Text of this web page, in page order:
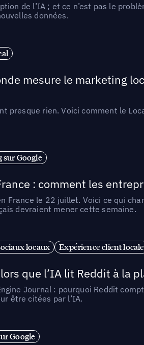
de l’IA ; et ce n’est pas le
données.
mesure le marketing
presque rien. Voici comment le
Google
: comment les
France le 22 juillet. Voici ce qui
devraient mener cette semaine.
locaux Expérience client locale
que l’IA lit Reddit à la
Journal : pourquoi Reddit
être citées par l’IA.
Google